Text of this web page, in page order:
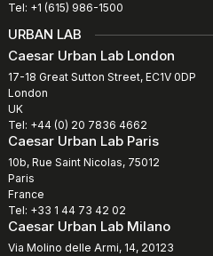
Tel: +1 (615) 986-1500
URBAN LAB
Caesar Urban Lab London
17-18 Great Sutton Street, EC1V 0DP
London
UK
Tel: +44 (0) 20 7836 4662
Caesar Urban Lab Paris
10b, Rue Saint Nicolas, 75012
Paris
France
Tel: +33 1 44 73 42 02
Caesar Urban Lab Milano
Via Molino delle Armi, 14, 20123